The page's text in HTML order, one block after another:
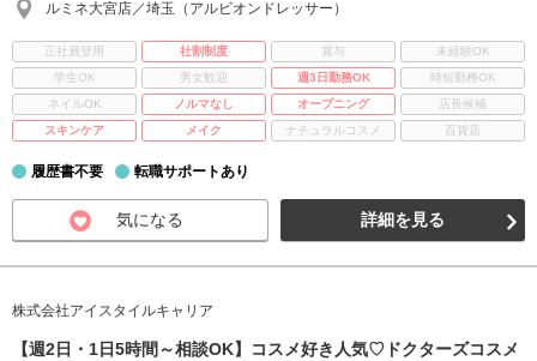
ルミネ大宮店／埼玉（アルビオンドレッサー）
正社員登用 社割制度 賞与
未経験OK
学生OK
男女歓迎 週3日勤務OK
時短勤務OK
ネイルOK
ノルマなし オープニング
店長候補
スキンケア
メイク ナチュラルコスメ 百貨店
履歴書不要 転職サポートあり
気になる 詳細を見る
株式会社アイスタイルキャリア
【週2日・1日5時間～相談OK】コスメ好き人気♡ドクターズコスメ